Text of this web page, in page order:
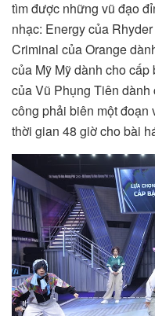
tìm được những vũ đạo
nhạc: Energy của
Criminal của Orange
của Mỹ Mỹ dành cho
của Vũ Phụng Tiên
công phải biên một đoạn
thời gian 48 giờ cho bài